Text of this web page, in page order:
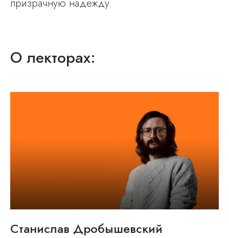
призрачную надежду.
О лекторах:
Станислав Дробышевский